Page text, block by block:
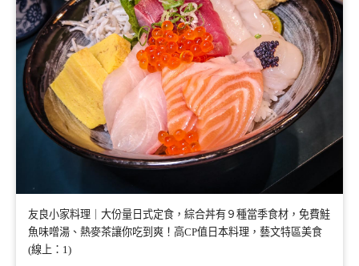
友良小家料理｜大份量日式定食，綜合丼有９種當季食材，免費鮭
魚味噌湯、熱麥茶讓你吃到爽！高CP值日本料理，藝文特區美食
(線上：1)